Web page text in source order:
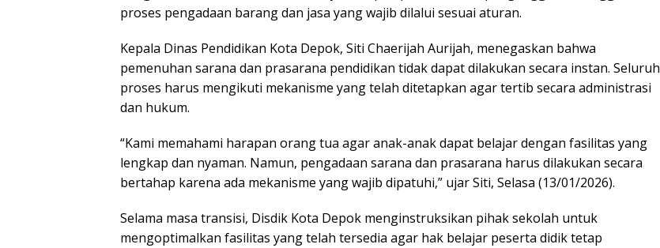
proses pengadaan barang dan jasa yang wajib dilalui sesuai aturan.
Kepala Dinas Pendidikan Kota Depok, Siti Chaerijah Aurijah, menegaskan bahwa
pemenuhan sarana dan prasarana pendidikan tidak dapat dilakukan secara instan. Seluruh
proses harus mengikuti mekanisme yang telah ditetapkan agar tertib secara administrasi
dan hukum.
“Kami memahami harapan orang tua agar anak-anak dapat belajar dengan fasilitas yang
lengkap dan nyaman. Namun, pengadaan sarana dan prasarana harus dilakukan secara
bertahap karena ada mekanisme yang wajib dipatuhi,” ujar Siti, Selasa (13/01/2026).
Selama masa transisi, Disdik Kota Depok menginstruksikan pihak sekolah untuk
mengoptimalkan fasilitas yang telah tersedia agar hak belajar peserta didik tetap